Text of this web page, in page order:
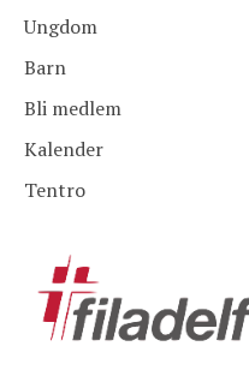
Ungdom
Barn
Bli medlem
Kalender
Tentro